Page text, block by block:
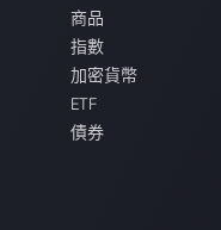
商品
指數
加密貨幣
ETF
債券